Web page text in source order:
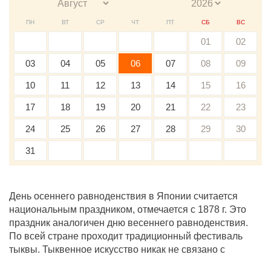
ПН ВТ СР ЧТ ПТ СБ ВС
01 02
03 04 05 06 07 08 09
10 11 12 13 14 15 16
17 18 19 20 21 22 23
24 25 26 27 28 29 30
31
День осеннего равноденствия в Японии считается
национальным праздником, отмечается с 1878 г. Это
праздник аналогичен дню весеннего равноденствия.
По всей стране проходит традиционный фестиваль
тыквы. Тыквенное искусство никак не связано с